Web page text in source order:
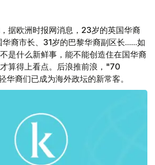
据欧洲时报网消息，23岁的英国华裔
裔市长、31岁的巴黎华裔副区长......如
是什么新鲜事，能不能创造住在国华裔
算得上看点。后浪推前浪，"70
裔们已成为海外政坛的新常客。